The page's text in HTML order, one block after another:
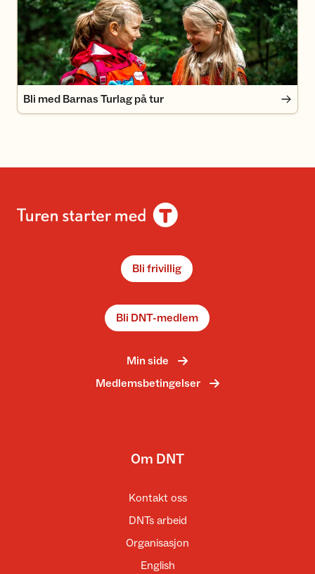
Bli med Barnas Turlag på tur
Bli frivillig
Bli DNT-medlem
Min side
Medlemsbetingelser
Om DNT
Kontakt oss
DNTs arbeid
Organisasjon
English